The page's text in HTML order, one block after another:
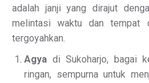
adalah janji yang dirajut
melintasi waktu dan tempat
tergoyahkan.
Agya di Sukoharjo, bagai
ringan, sempurna untuk